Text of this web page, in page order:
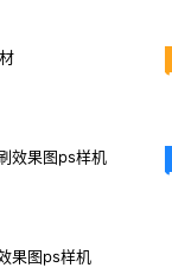
效果图ps样机
果图ps样机